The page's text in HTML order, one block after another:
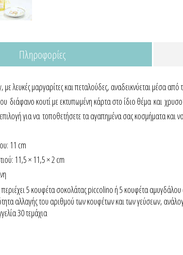
Πληροφορίες
λευκές μαργαρίτες και πεταλούδες, αναδεικνύεται μέσα από
διάφανο κουτί με εκτυπωμένη κάρτα στο ίδιο θέμα και
για να τοποθετήσετε τα αγαπημένα σας κοσμήματα και
11 cm
11,5 × 11,5 × 2 cm
5 κουφέτα σοκολάτας piccolino ή 5 κουφέτα
αλλαγής του αριθμού των κουφέτων και των γεύσεων,
30 τεμάχια